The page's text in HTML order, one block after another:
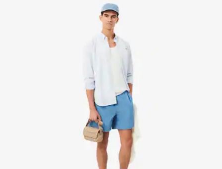
Innen: 2 Fächer für Karten
Zum Tragen über der Brust